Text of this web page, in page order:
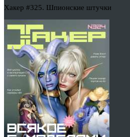
Хакер #325. Шпионские штучки